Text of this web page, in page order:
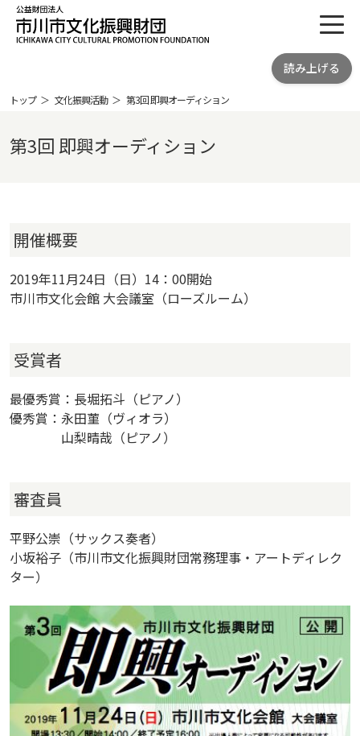
公益財団法人 市川市文化振興財団
PROMOTION FOUNDATION
読み上げる
トップ 文化振興活動 第3回 即興オーディション
第3回 即興オーディション
開催概要
2019年11月24日（日）14：00開始
市川市文化会館 大会議室（ローズルーム）
受賞者
最優秀賞：長堀拓斗（ピアノ）
優秀賞：永田菫（ヴィオラ）
山梨晴哉（ピアノ）
審査員
平野公崇（サックス奏者）
小坂裕子（市川市文化振興財団常務理事・アートディレク
ター）